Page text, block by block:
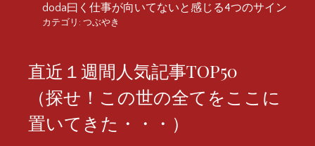
doda曰く仕事が向いてないと感じる4つのサイン
カテゴリ: つぶやき
直近１週間人気記事TOP50
（探せ！この世の全てをここに
置いてきた・・・）